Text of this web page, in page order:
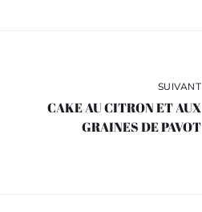
SUIVANT
CAKE AU CITRON ET AUX
GRAINES DE PAVOT